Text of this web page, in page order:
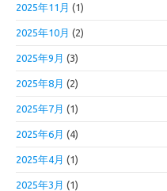
2025年11月 (1)
2025年10月 (2)
2025年9月 (3)
2025年8月 (2)
2025年7月 (1)
2025年6月 (4)
2025年4月 (1)
2025年3月 (1)